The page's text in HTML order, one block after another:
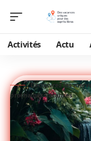
Activités Actu
Découvrez les
prochaines vacances